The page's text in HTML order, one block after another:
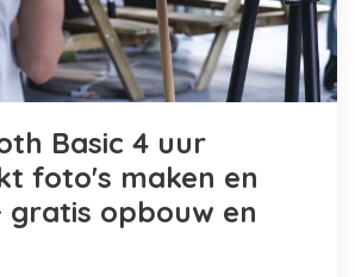
Basic 4 uur
foto's maken en
gratis opbouw en